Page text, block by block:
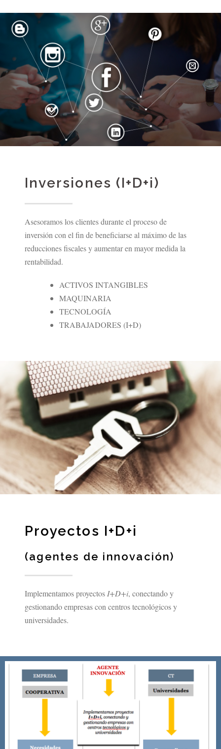
Inversiones (I+D+i)
Asesoramos los clientes durante el proceso de
inversión con el fin de beneficiarse al máximo de las
reducciones fiscales y aumentar en mayor medida la
rentabilidad.
ACTIVOS INTANGIBLES
MAQUINARIA
TECNOLOGÍA
TRABAJADORES (I+D)
Proyectos I+D+i
(agentes de innovación)
Implementamos proyectos I+D+i, conectando y
gestionando empresas con centros tecnológicos y
universidades.